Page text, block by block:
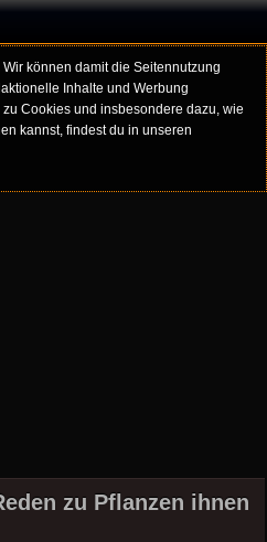
können damit die Seitennutzung
Inhalte und Werbung
Cookies und insbesondere dazu, wie
kannst, findest du in unseren
zu Pflanzen ihnen